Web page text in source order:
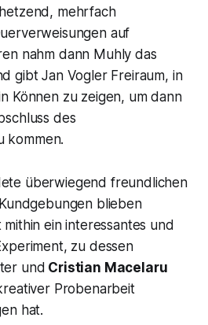
mehrfach
auf
nahm dann Muhly das
gibt Jan Vogler Freiraum, in
Können zu zeigen, um dann
des
kommen.
überwiegend freundlichen
blieben
ein interessantes und
zu dessen
und Cristian Macelaru
Probenarbeit
hat.